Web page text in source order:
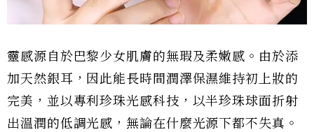
靈感源自於巴黎少女肌膚的無瑕及柔嫩感。由於添
加天然銀耳，因此能長時間潤澤保濕維持初上妝的
完美，並以專利珍珠光感科技，以半珍珠球面折射
出溫潤的低調光感，無論在什麼光源下都不失真。